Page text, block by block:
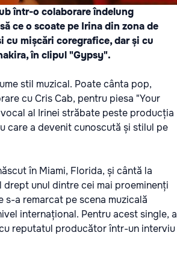
într-o colaborare îndelung
ce o scoate pe Irina din zona de
cu mișcări coregrafice, dar și cu
în clipul "Gypsy".
stil muzical. Poate cânta pop,
cu Cris Cab, pentru piesa "Your
al Irinei străbate peste producția
care a devenit cunoscută și stilul pe
în Miami, Florida, și cântă la
drept unul dintre cei mai proeminenți
a remarcat pe scena muzicală
internațional. Pentru acest single, a
reputatul producător într-un interviu